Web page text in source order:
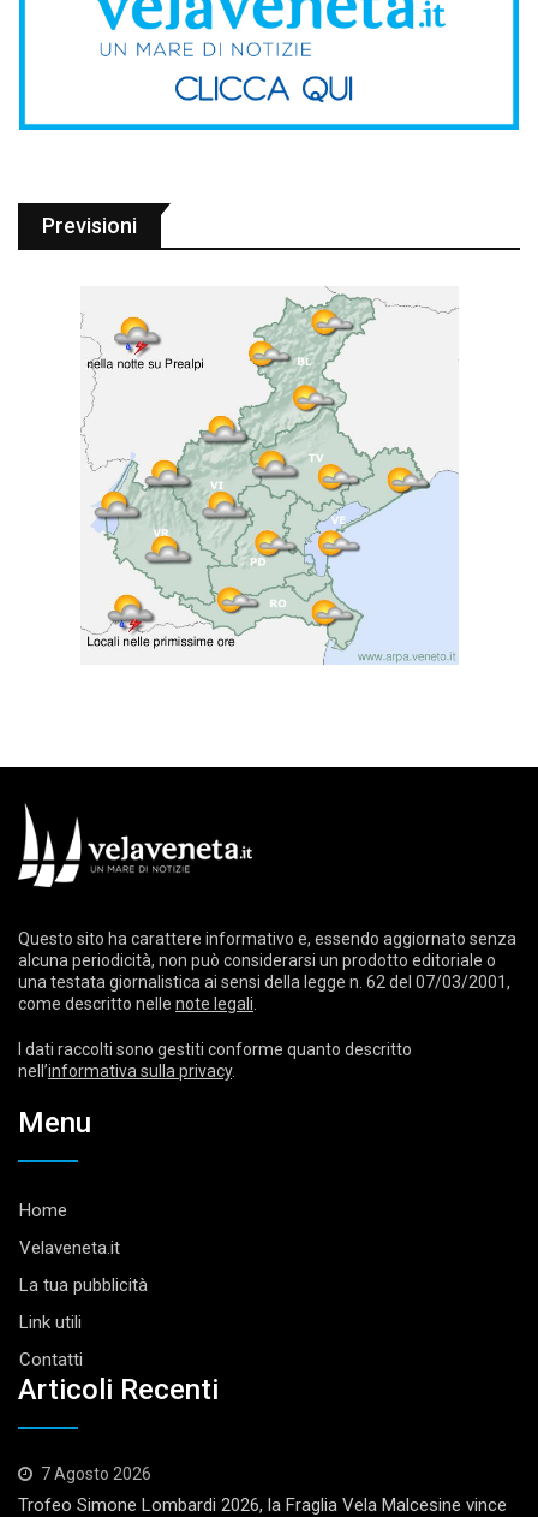
Previsioni
Questo sito ha carattere informativo e, essendo aggiornato senza
alcuna periodicità, non può considerarsi un prodotto editoriale o
una testata giornalistica ai sensi della legge n. 62 del 07/03/2001,
come descritto nelle note legali
I dati raccolti sono gestiti conforme quanto descritto
nell’informativa sulla privacy.
Menu
Home
Velaveneta.it
La tua pubblicità
Link utili
Contatti
Articoli Recenti
7 Agosto 2026
Trofeo Simone Lombardi 2026, la Fraglia Vela Malcesine vince